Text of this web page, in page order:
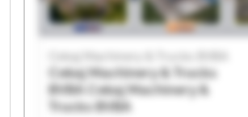
Cekaj Machinery & Trucks BVBA
Cekaj Machinery & Trucks
BVBA
Cekaj Machinery &
Trucks BVBA